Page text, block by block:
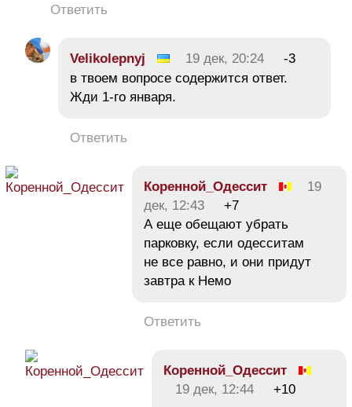
Ответить
Velikolepnyj 19 дек, 20:24
-3
в твоем вопросе содержится ответ.
Жди 1-го января.
Ответить
Коренной_Одессит
19
дек, 12:43
+7
А еще обещают убрать
парковку, если одесситам
не все равно, и они придут
завтра к Немо
Ответить
Коренной_Одессит
19 дек, 12:44
+10